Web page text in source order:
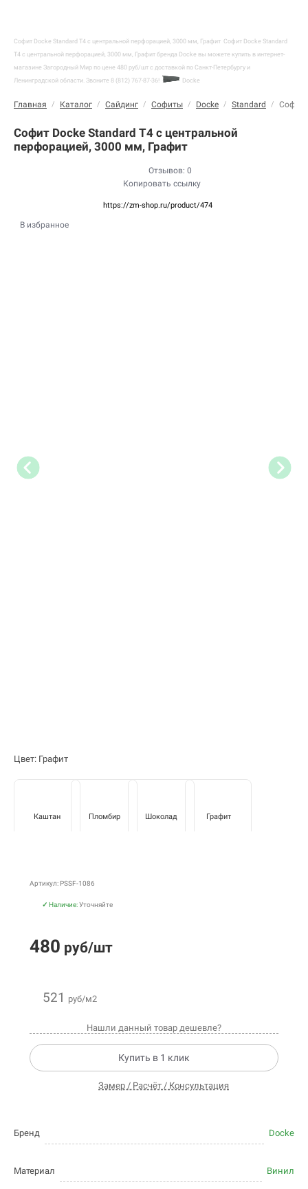
Софит Docke Standard T4 с центральной перфорацией, 3000 мм, Графит Софит Docke Standard
T4 с центральной перфорацией, 3000 мм, Графит бренда Docke вы можете купить в интернет-
магазине Загородный Мир по цене 480 руб/шт с доставкой по Санкт-Петербургу и
Ленинградской области. Звоните 8 (812) 767-87-36!
Docke
Главная / Каталог / Сайдинг / Софиты / Docke / Standard / Софит
Софит Docke Standard T4 с центральной
перфорацией, 3000 мм, Графит
Отзывов: 0
Копировать ссылку
https://zm-shop.ru/product/474
В избранное
Цвет: Графит
Каштан Пломбир Шоколад Графит
Артикул: PSSF-1086
✓ Наличие:Уточняйте
480 руб/шт
521 руб/м2
Нашли данный товар дешевле?
Купить в 1 клик
Замер / Расчёт / Консультация
Бренд Docke
Материал Винил